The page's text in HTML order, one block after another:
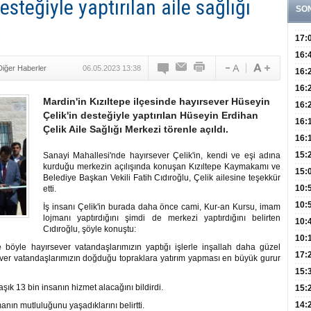
yaptırılan aile sağlığı
Haberler 06.05.2023 13:38
Mardin'in Kızıltepe ilçesinde hayırsever Hüseyin
Çelik'in desteğiyle yaptırılan Hüseyin Erdihan
Çelik Aile Sağlığı Merkezi törenle açıldı.
Sanayi Mahallesi'nde hayırsever Çelik'in, kendi ve eşi adına
kurduğu merkezin açılışında konuşan Kızıltepe Kaymakamı ve
Belediye Başkan Vekili Fatih Cıdıroğlu, Çelik ailesine teşekkür
etti.
İş insanı Çelik'in burada daha önce cami, Kur-an Kursu, imam
lojmanı yaptırdığını şimdi de merkezi yaptırdığını belirten
Cıdıroğlu, şöyle konuştu:
hayırsever vatandaşlarımızın yaptığı işlerle inşallah daha güzel
vatandaşlarımızın doğduğu topraklara yatırım yapması en büyük gurur
13 bin insanın hizmet alacağını bildirdi.
mutluluğunu yaşadıklarını belirtti.
300